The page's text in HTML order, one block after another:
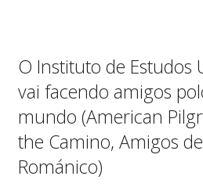
O Instituto de Estudos
vai facendo amigos
mundo (American
the Camino, Amigos
Románico)